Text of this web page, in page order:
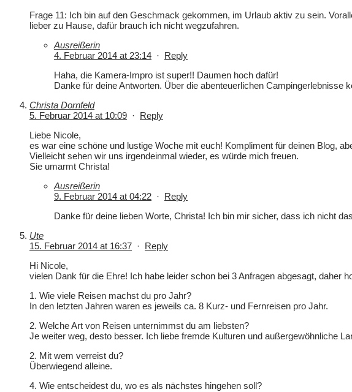
Frage 11: Ich bin auf den Geschmack gekommen, im Urlaub aktiv zu sein.
lieber zu Hause, dafür brauch ich nicht wegzufahren.
Ausreißerin
4. Februar 2014 at 23:14 · Reply
Haha, die Kamera-Impro ist super!! Daumen hoch dafür!
Danke für deine Antworten. Über die abenteuerlichen
Christa Dornfeld
5. Februar 2014 at 10:09 · Reply
Liebe Nicole,
es war eine schöne und lustige Woche mit euch! Kompliment für deinen Blog,
Vielleicht sehen wir uns irgendeinmal wieder, es würde mich freuen.
Sie umarmt Christa!
Ausreißerin
9. Februar 2014 at 04:22 · Reply
Danke für deine lieben Worte, Christa! Ich bin mir sicher, dass ich nicht
Ute
15. Februar 2014 at 16:37 · Reply
Hi Nicole,
vielen Dank für die Ehre! Ich habe leider schon bei 3 Anfragen abgesagt, daher
1. Wie viele Reisen machst du pro Jahr?
In den letzten Jahren waren es jeweils ca. 8 Kurz- und Fernreisen pro Jahr.
2. Welche Art von Reisen unternimmst du am liebsten?
Je weiter weg, desto besser. Ich liebe fremde Kulturen und außergewöhnliche
2. Mit wem verreist du?
Überwiegend alleine.
4. Wie entscheidest du, wo es als nächstes hingehen soll?